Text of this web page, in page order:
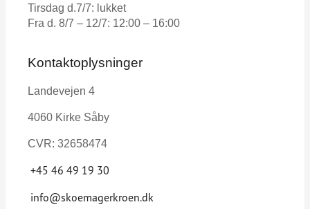
Tirsdag d.7/7: lukket
Fra d. 8/7 – 12/7: 12:00 – 16:00
Kontaktoplysninger
Landevejen 4
4060 Kirke Såby
CVR: 32658474
+45 46 49 19 30
info@skoemagerkroen.dk